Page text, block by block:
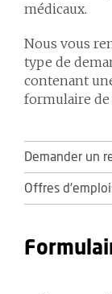
médicaux.
Nous vous
type de
contenant
formulaire de
Demander un
Offres